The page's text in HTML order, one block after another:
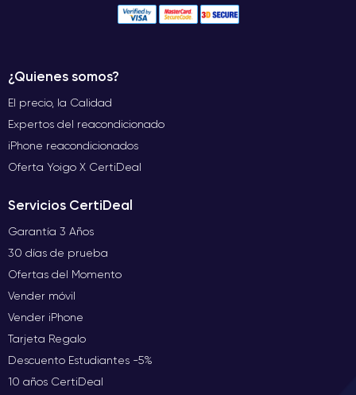
¿Quienes somos?
El precio, la Calidad
Expertos del reacondicionado
iPhone reacondicionados
Oferta Yoigo X CertiDeal
Servicios CertiDeal
Garantía 3 Años
30 días de prueba
Ofertas del Momento
Vender móvil
Vender iPhone
Tarjeta Regalo
Descuento Estudiantes -5%
10 años CertiDeal